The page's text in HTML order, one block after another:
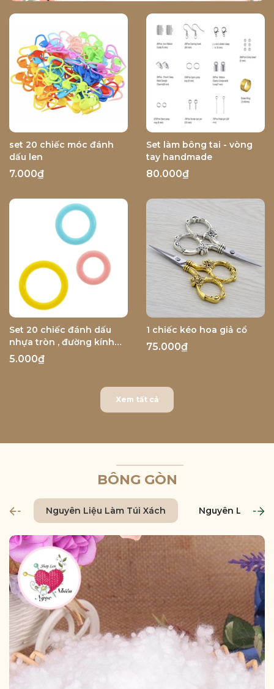
set 20 chiếc móc đánh
dấu len
7.000₫
Set làm bông tai - vòng
tay handmade
80.000₫
Set 20 chiếc đánh dấu
nhựa tròn , đường kính
1cm
5.000₫
1 chiếc kéo hoa giả cổ
75.000₫
Xem tất cả
BÔNG GÒN
Nguyên Liệu Làm Túi Xách Nguyên Liệu